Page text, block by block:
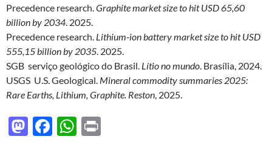
Precedence research.Graphite market size to hit USD 65,60
billion by 2034. 2025.
Precedence research. Lithium-ion battery market size to hit USD
555,15 billion by 2035. 2025.
SGB serviço geológico do Brasil. Lítio no mundo. Brasília, 2024.
USGS U.S. Geological. Mineral commodity summaries 2025:
Rare Earths, Lithium, Graphite. Reston, 2025.
M F
W